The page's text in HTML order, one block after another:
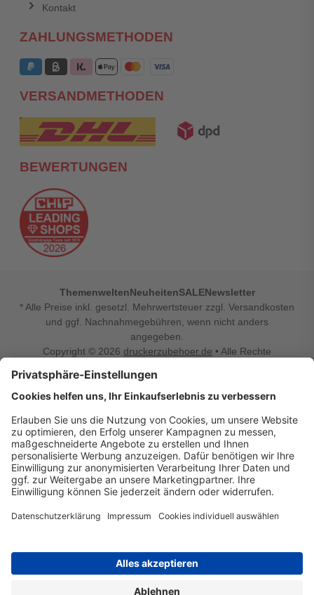
Kontakt
ZAHLUNGSMETHODEN
VERSANDMETHODEN
BEWERTUNGEN
ThemenweltenNeuheitenSALENewsletter
* Alle Preise inkl. gesetzl. Mehrwertsteuer zzgl. Versandkosten
und ggf. Nachnahmegebühren, wenn nicht anders
angegeben.
Copyright © 2026 druckerzubehoer.de • Alle Rechte
Vertrag widerrufen
Druckerzubehoer.de – preiswerte Qualität für Ihr Office
Sie sind auf der Suche nach dem passenden Druckerzubehör
oder Zubehör für das Büro, den Computer oder Ihr
Smartphone? Dann sind Sie bei Druckerzubehoer.de genau
richtig! Unser breites Sortiment bietet unter anderem Tinte
und Toner für alle gängigen Druckermodelle – großer sowie
kleiner Hersteller. Zugleich sind wir Ihr Online Fachhandel für
einrichten, die Werkstatt ausstatten oder den Alltag mit
was Ihren Arbeitsplatz noch komfortabler macht, finden Sie
bei uns auch Bastelspaß, Schulbedarf, Beleuchtung,